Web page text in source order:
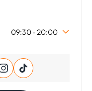
09:30 - 20:00
09:30 - 20:00
09:30 - 20:00